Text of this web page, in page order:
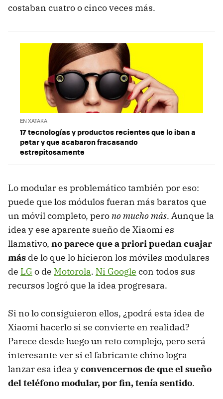
costaban cuatro o cinco veces más.
EN XATAKA
17 tecnologías y productos recientes que lo iban a
petar y que acabaron fracasando
estrepitosamente
Lo modular es problemático también por eso:
puede que los módulos fueran más baratos que
un móvil completo, perono mucho más. Aunque la
idea y ese aparente sueño de Xiaomi es
llamativo, no parece que a priori puedan cuajar
más de lo que lo hicieron los móviles modulares
de LGo de Motorola. Ni Google con todos sus
recursos logró que la idea progresara.
Si no lo consiguieron ellos, ¿podrá esta idea de
Xiaomi hacerlo si se convierte en realidad?
Parece desde luego un reto complejo, pero será
interesante ver si el fabricante chino logra
lanzar esa idea yconvencernos de que el sueño
del teléfono modular, por fin, tenía sentido.